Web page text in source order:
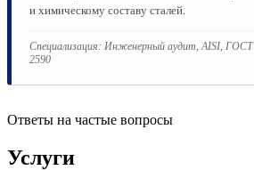
и химическому составу сталей.
Специализация: Инженерный аудит, AISI, ГОСТ
2590
Ответы на частые вопросы
Услуги